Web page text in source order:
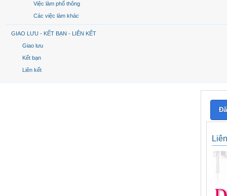
Việc làm phổ thông
Các việc làm khác
GIAO LƯU - KẾT BẠN - LIÊN KẾT
Giao lưu
Kết bạn
Liên kết